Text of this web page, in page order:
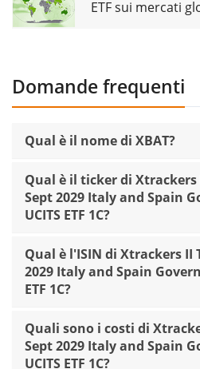
ETF sui mercati
Domande frequenti
Qual è il nome di XBAT?
Qual è il ticker di
Sept 2029 Italy and Spain
UCITS ETF 1C?
Qual è l'ISIN di Xtrackers
2029 Italy and Spain
ETF 1C?
Quali sono i costi di
Sept 2029 Italy and Spain
UCITS ETF 1C?